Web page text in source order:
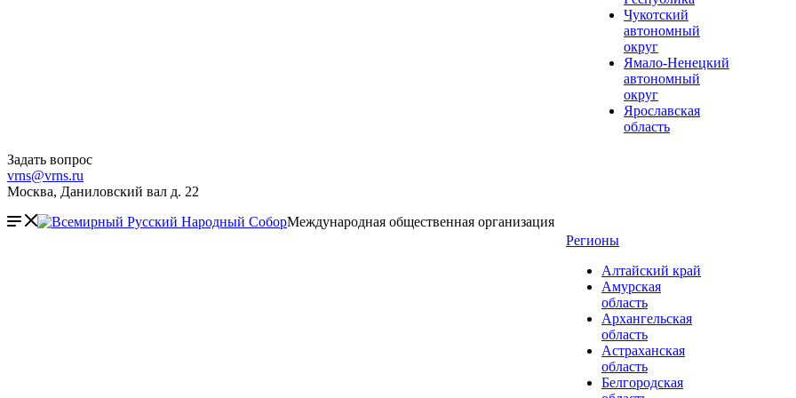
Чукотский
автономный
округ
Ямало-Ненецкий
автономный
округ
Ярославская
область
Задать вопрос
vrns@vrns.ru
Москва, Даниловский вал д. 22
Международная общественная организация
Регионы
Алтайский край
Амурская
область
Архангельская
область
Астраханская
область
Белгородская